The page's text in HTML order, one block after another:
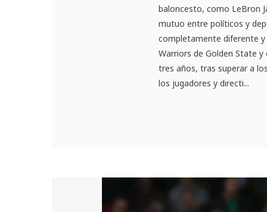
baloncesto, como LeBron
mutuo entre políticos y
completamente diferente
Warriors de Golden State
tres años, tras superar a
los jugadores y directi...